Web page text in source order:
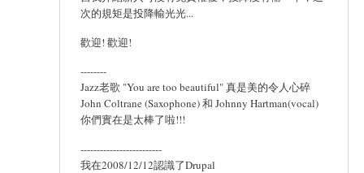
次的規矩是投降輸光光...
歡迎! 歡迎!
--------
Jazz老歌 "You are too beautiful" 真是美的令人心碎
John Coltrane (Saxophone) 和 Johnny Hartman(vocal)
你們實在是太棒了啦!!!
-------------------------
我在2008/12/12認識了Drupal